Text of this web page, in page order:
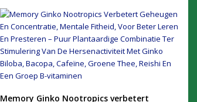
KOOP PRODUCT
Memory Ginko Nootropics verbetert